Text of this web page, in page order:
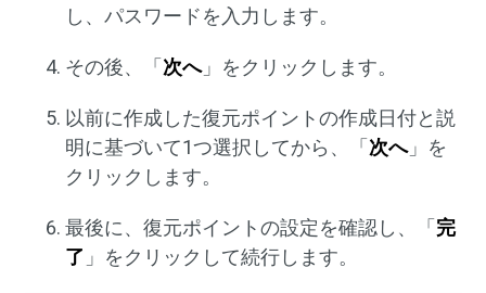
し、パスワードを入力します。
その後、「 次へ」をクリックします。
以前に作成した復元ポイントの作成日付と説
明に基づいて1つ選択してから、「 次へ」を
クリックします。
最後に、復元ポイントの設定を確認し、「 完
了 」をクリックして続行します。